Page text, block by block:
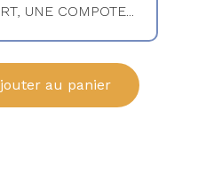
UNE COMPOTE...
au panier